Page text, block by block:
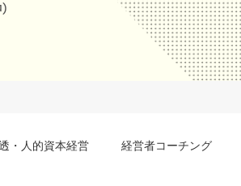
)
・人的資本経営 経営者コーチング